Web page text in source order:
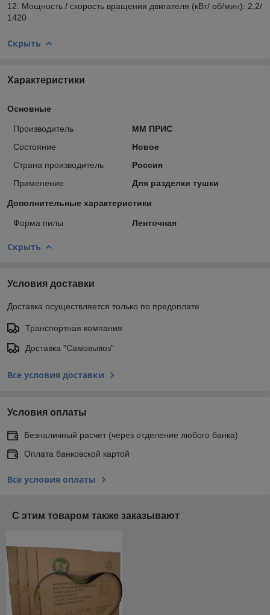
12. Мощность / скорость вращения двигателя (кВт/ об/мин): 2,2/
1420
Скрыть
Характеристики
Основные
Производитель
ММ ПРИС
Состояние
Новое
Страна производитель
Россия
Применение
Для разделки тушки
Дополнительные характеристики
Форма пилы Ленточная
Скрыть
Условия доставки
Доставка осуществляется только по предоплате.
Транспортная компания
Доставка "Самовывоз"
Все условия доставки
Условия оплаты
Безналичный расчет (через отделение любого банка)
Оплата банковской картой
Все условия оплаты
С этим товаром также заказывают